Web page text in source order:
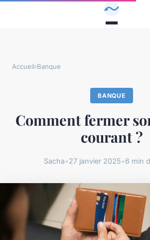
Accueil›Banque
BANQUE
Comment fermer
courant ?
Sacha•27 janvier 2025•6 min